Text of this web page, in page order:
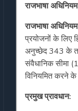
राजभाषा
राजभाषा
प्रयोजनों के लिए
अनुच्छेद 343 के
संवैधानिक सीमा
विनियमित करने के
प्रमुख प्रावधान: